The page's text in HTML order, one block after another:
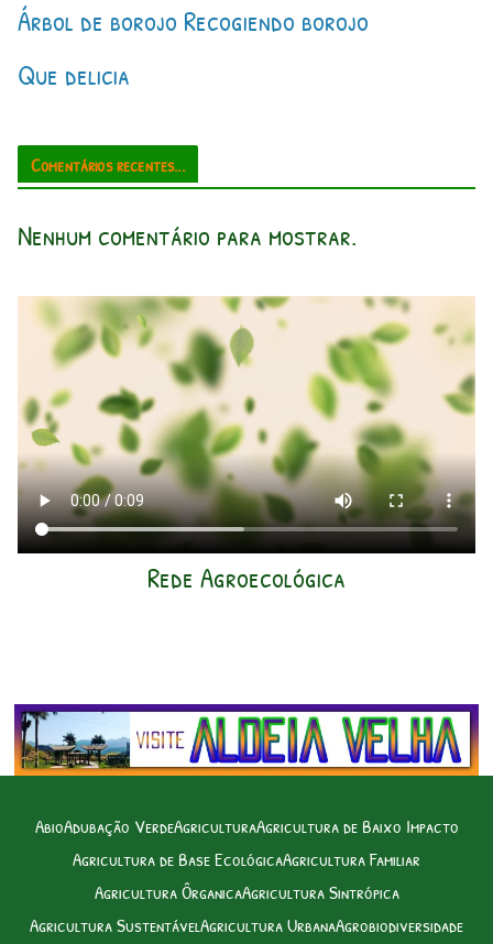
Árbol de borojo Recogiendo borojo
Que delicia
Comentários recentes...
Nenhum comentário para mostrar.
Rede Agroecológica
AbioAdubação VerdeAgriculturaAgricultura de Baixo Impacto
Agricultura de Base EcológicaAgricultura Familiar
Agricultura ÔrganicaAgricultura Sintrópica
Agricultura SustentávelAgricultura UrbanaAgrobiodiversidade